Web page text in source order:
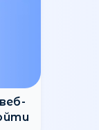
naszemu
19:04